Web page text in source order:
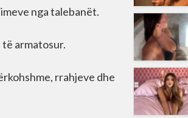
nga talebanët.
armatosur.
rrahjeve dhe